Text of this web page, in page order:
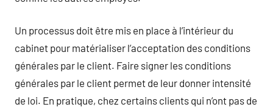
Un processus doit être mis en place à l’intérieur du
cabinet pour matérialiser l’acceptation des conditions
générales par le client. Faire signer les conditions
générales par le client permet de leur donner intensité
de loi. En pratique, chez certains clients qui n’ont pas de